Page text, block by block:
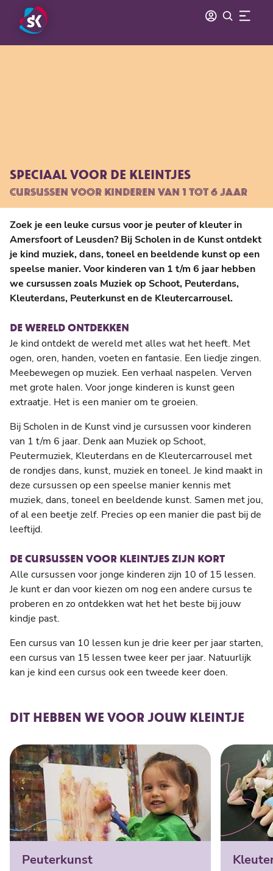
SPECIAAL VOOR DE KLEINTJES
CURSUSSEN VOOR KINDEREN VAN 1 TOT 6 JAAR
Zoek je een leuke cursus voor je peuter of kleuter in
Amersfoort of Leusden? Bij Scholen in de Kunst ontdekt
je kind muziek, dans, toneel en beeldende kunst op een
speelse manier. Voor kinderen van 1 t/m 6 jaar hebben
we cursussen zoals Muziek op Schoot, Peuterdans,
Kleuterdans, Peuterkunst en de Kleutercarrousel.
DE WERELD ONTDEKKEN
Je kind ontdekt de wereld met alles wat het heeft. Met
ogen, oren, handen, voeten en fantasie. Een liedje zingen.
Meebewegen op muziek. Een verhaal naspelen. Verven
met grote halen. Voor jonge kinderen is kunst geen
extraatje. Het is een manier om te groeien.
Bij Scholen in de Kunst vind je cursussen voor kinderen
van 1 t/m 6 jaar. Denk aan Muziek op Schoot,
Peutermuziek, Kleuterdans en de Kleutercarrousel met
de rondjes dans, kunst, muziek en toneel. Je kind maakt in
deze cursussen op een speelse manier kennis met
muziek, dans, toneel en beeldende kunst. Samen met jou,
of al een beetje zelf. Precies op een manier die past bij de
leeftijd.
DE CURSUSSEN VOOR KLEINTJES ZIJN KORT
Alle cursussen voor jonge kinderen zijn 10 of 15 lessen.
Je kunt er dan voor kiezen om nog een andere cursus te
proberen en zo ontdekken wat het het beste bij jouw
kindje past.
Een cursus van 10 lessen kun je drie keer per jaar starten,
een cursus van 15 lessen twee keer per jaar. Natuurlijk
kan je kind een cursus ook een tweede keer doen.
DIT HEBBEN WE VOOR JOUW KLEINTJE
Peuterkunst